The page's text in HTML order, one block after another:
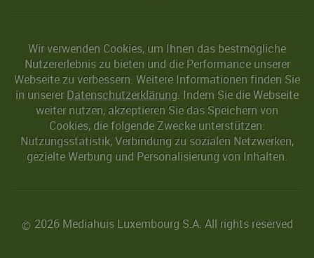
Wir verwenden Cookies, um Ihnen das bestmögliche
Nutzererlebnis zu bieten und die Performance unserer
Webseite zu verbessern. Weitere Informationen finden Sie
in unserer Datenschutzerklärung. Indem Sie die Webseite
weiter nutzen, akzeptieren Sie das Speichern von
Cookies, die folgende Zwecke unterstützen:
Nutzungsstatistik, Verbindung zu sozialen Netzwerken,
gezielte Werbung und Personalisierung von Inhalten.
© 2026 Mediahuis Luxembourg S.A. All rights reserved